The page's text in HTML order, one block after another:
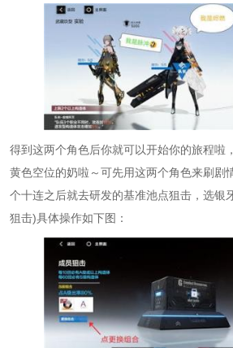
得到这两个角色后你就可以开始你的旅程啦
黄色空位的奶啦～可先用这两个角色来刷剧
个十连之后就去研发的基准池点狙击，选银
狙击)具体操作如下图：